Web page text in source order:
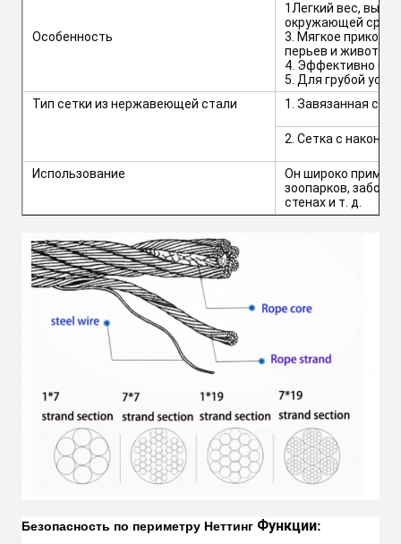
Особенность
1Легкий вес,
окружающей среды
3. Мягкое
перьев и
4. Эффективно
5. Для грубой
Тип сетки из нержавеющей стали
1. Завязанная
2. Сетка с
Использование
Он широко
зоопарков,
стенах и т. д.
Безопасность по периметру Неттинг Функции: